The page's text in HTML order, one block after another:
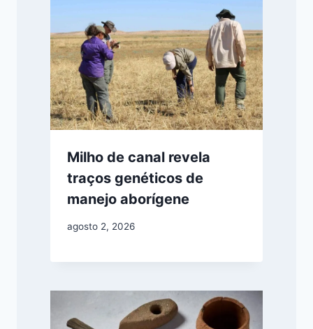
Milho de canal revela
traços genéticos de
manejo aborígene
agosto 2, 2026